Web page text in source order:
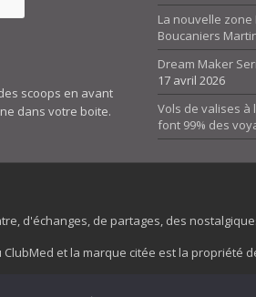
scoops en avant
dans votre boite.
La nouvelle zone
Boucaniers
Dream Maker
17 avril 2026
Vols de valises à
font 99% des
d'échanges, de partages, des
et la marque citée est la propriété